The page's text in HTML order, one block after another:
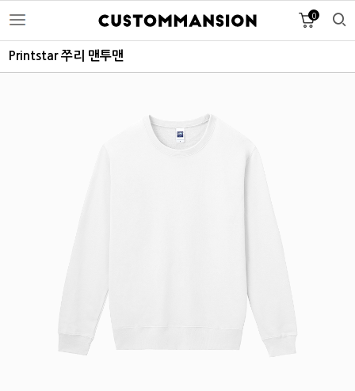
0
Printstar 쭈리 맨투맨